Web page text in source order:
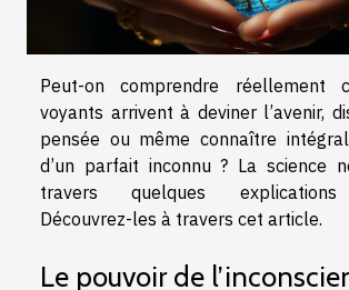
Peut-on comprendre réellement
voyants arrivent à deviner l’avenir,
pensée ou même connaître
d’un parfait inconnu ? La science
travers quelques explications
Découvrez-les à travers cet article.
Le pouvoir de